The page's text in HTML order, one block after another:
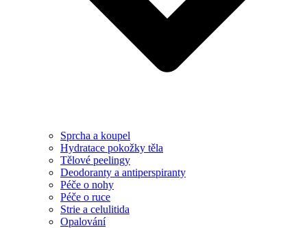
Sprcha a koupel
Hydratace pokožky těla
Tělové peelingy
Deodoranty a antiperspiranty
Péče o nohy
Péče o ruce
Strie a celulitida
Opalování